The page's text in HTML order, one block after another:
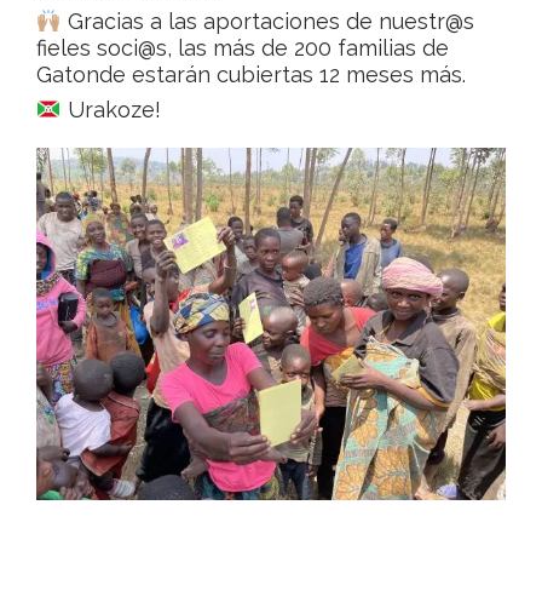
Gracias a las aportaciones de nuestr@s
fieles soci@s, las más de 200 familias de
Gatonde estarán cubiertas 12 meses más.
Urakoze!